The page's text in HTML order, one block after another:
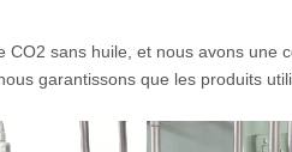
sans huile, et nous avons une
garantissons que les produits